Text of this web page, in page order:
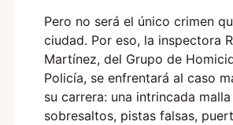
Pero no será el único crimen
ciudad. Por eso, la inspectora
Martínez, del Grupo de
Policía, se enfrentará al caso
su carrera: una intrincada
sobresaltos, pistas falsas,